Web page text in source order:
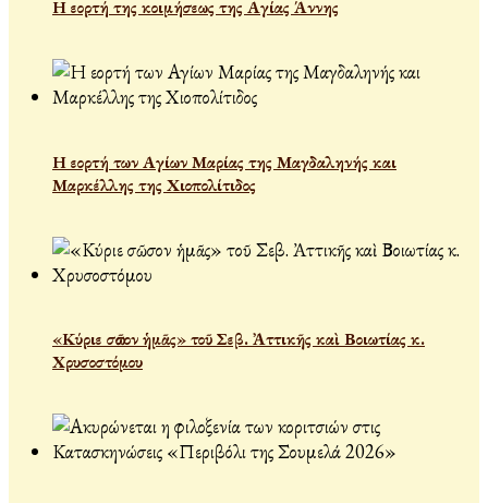
Η εορτή της κοιμήσεως της Αγίας Άννης
Η εορτή των Αγίων Μαρίας της Μαγδαληνής και
Μαρκέλλης της Χιοπολίτιδος
«Κύριε σῶσον ἡμᾶς» τοῦ Σεβ. Ἀττικῆς καὶ Βοιωτίας κ.
Χρυσοστόμου